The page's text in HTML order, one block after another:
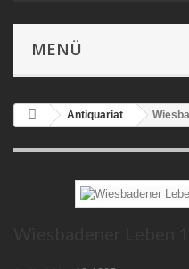
MENÜ
Antiquariat